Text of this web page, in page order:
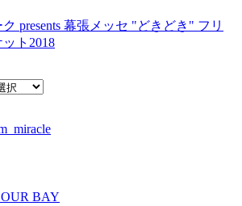
ク presents 幕張メッセ "どきどき" フリ
ト2018